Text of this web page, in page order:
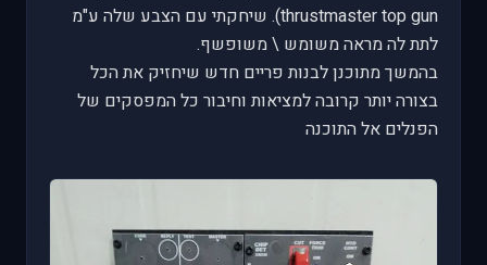
thrustmaster top gun). שיחקתי עם הצבע שלה ע"מ
לתת לה מראה משומש \ משופשף.
בהמשך מתוכנן לבנות פריים חדש שיחזיק את הכל
בצורה יותר קרובה למציאות וחיבור כל המפסקים של
הפנלים אל התוכנה